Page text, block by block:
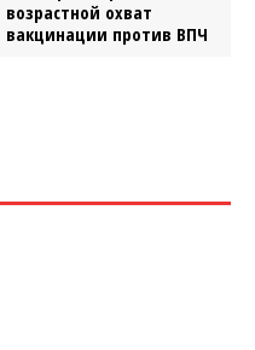
возрастной охват
вакцинации против ВПЧ